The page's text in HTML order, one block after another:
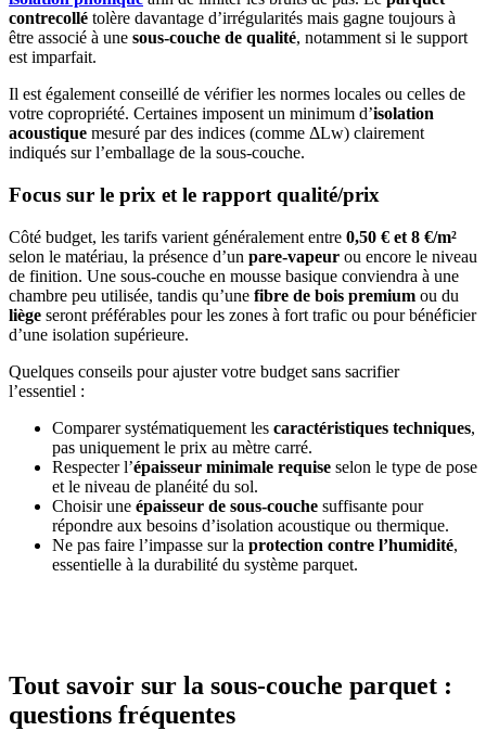
contrecollé tolère davantage d’irrégularités mais gagne toujours à
être associé à une sous-couche de qualité, notamment si le support
est imparfait.
Il est également conseillé de vérifier les normes locales ou celles de
votre copropriété. Certaines imposent un minimum d’isolation
acoustique mesuré par des indices (comme ΔLw) clairement
indiqués sur l’emballage de la sous-couche.
Focus sur le prix et le rapport qualité/prix
Côté budget, les tarifs varient généralement entre 0,50 € et 8 €/m²
selon le matériau, la présence d’un pare-vapeur ou encore le niveau
de finition. Une sous-couche en mousse basique conviendra à une
chambre peu utilisée, tandis qu’une fibre de bois premium ou du
liège seront préférables pour les zones à fort trafic ou pour bénéficier
d’une isolation supérieure.
Quelques conseils pour ajuster votre budget sans sacrifier
l’essentiel :
Comparer systématiquement les caractéristiques techniques,
pas uniquement le prix au mètre carré.
Respecter l’épaisseur minimale requise selon le type de pose
et le niveau de planéité du sol.
Choisir une épaisseur de sous-couche suffisante pour
répondre aux besoins d’isolation acoustique ou thermique.
Ne pas faire l’impasse sur la protection contre l’humidité,
essentielle à la durabilité du système parquet.
Tout savoir sur la sous-couche parquet :
questions fréquentes